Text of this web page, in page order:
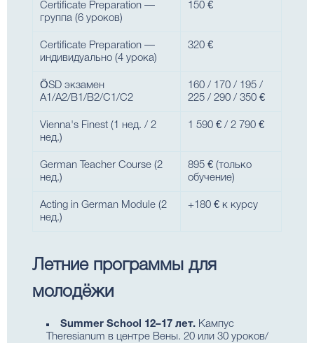
Certificate Preparation —
группа (6 уроков)
150 €
Certificate Preparation —
индивидуально (4 урока)
320 €
ÖSD экзамен
A1/A2/B1/B2/C1/C2
160 / 170 / 195 /
225 / 290 / 350 €
Vienna's Finest (1 нед. / 2
нед.)
1 590 € / 2 790 €
German Teacher Course (2
нед.)
895 € (только
обучение)
Acting in German Module (2
нед.)
+180 € к курсу
Летние программы для
молодёжи
Summer School 12–17 лет. Кампус
Theresianum в центре Вены. 20 или 30 уроков/